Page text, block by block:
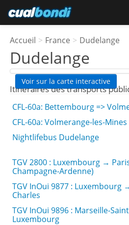
Utilisateurs étoile
Sondage
Accueil > France > Dudelange
Dudelange
Voir sur la carte interactive
Itinéraires des transports
CFL-60a: Bettembourg =>
CFL-60a: Volmerange-les-
Nightlifebus Dudelange
TGV 2800 : Luxembourg →
Champagne-Ardenne)
TGV InOui 9877 : Luxembourg
Charles
TGV InOui 9896 : Marseille-
Luxembourg